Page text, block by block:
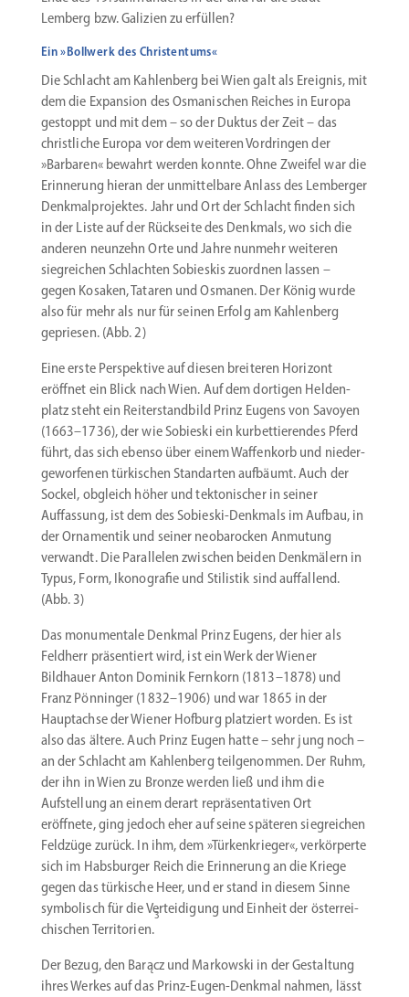
Lemberg bzw. Galizien zu erfüllen?
Ein »Bollwerk des Christentums«
Die Schlacht am Kahlenberg bei Wien galt als Ereignis, mit
dem die Expansion des Osmani­schen Reiches in Europa
gestoppt und mit dem – so der Duktus der Zeit – das
christ­liche Europa vor dem weiteren Vordringen der
»Barbaren« bewahrt werden konnte. Ohne Zweifel war die
Erinnerung hieran der unmit­telbare Anlass des Lemberger
Denkmal­pro­jektes. Jahr und Ort der Schlacht finden sich
in der Liste auf der Rückseite des Denkmals, wo sich die
anderen neunzehn Orte und Jahre nunmehr weiteren
siegreichen Schlachten Sobieskis zuordnen lassen –
gegen Kosaken, Tataren und Osmanen. Der König wurde
also für mehr als nur für seinen Erfolg am Kahlenberg
gepriesen. (Abb. 2)
Eine erste Perspektive auf diesen breiteren Horizont
eröffnet ein Blick nach Wien. Auf dem dortigen Helden­
platz steht ein Reiter­standbild Prinz Eugens von Savoyen
(1663–1736), der wie Sobieski ein kurbet­tie­rendes Pferd
führt, das sich ebenso über einem Waffenkorb und nieder­
ge­wor­fenen türki­schen Standarten aufbäumt. Auch der
Sockel, obgleich höher und tekto­ni­scher in seiner
Auffassung, ist dem des Sobieski-Denkmals im Aufbau, in
der Ornamentik und seiner neoba­rocken Anmutung
verwandt. Die Paral­lelen zwischen beiden Denkmälern in
Typus, Form, Ikono­grafie und Stilistik sind auffallend.
(Abb. 3)
Das monumentale Denkmal Prinz Eugens, der hier als
Feldherr präsen­tiert wird, ist ein Werk der Wiener
Bildhauer Anton Dominik Fernkorn (1813–1878) und
Franz Pönninger (1832–1906) und war 1865 in der
Haupt­achse der Wiener Hofburg platziert worden. Es ist
also das ältere. Auch Prinz Eugen hatte – sehr jung noch –
an der Schlacht am Kahlenberg teilge­nommen. Der Ruhm,
der ihn in Wien zu Bronze werden ließ und ihm die
Aufstellung an einem derart reprä­sen­ta­tiven Ort
eröffnete, ging jedoch eher auf seine späteren siegreichen
Feldzüge zurück. In ihm, dem »Türken­krieger«, verkör­perte
sich im Habsburger Reich die Erinnerung an die Kriege
gegen das türkische Heer, und er stand in diesem Sinne
symbo­lisch für die Vertei­digung und Einheit der öster­rei­
chi­schen Terri­torien.
3
Der Bezug, den Barącz und Markowski in der Gestaltung
ihres Werkes auf das Prinz-Eugen-Denkmal nahmen, lässt